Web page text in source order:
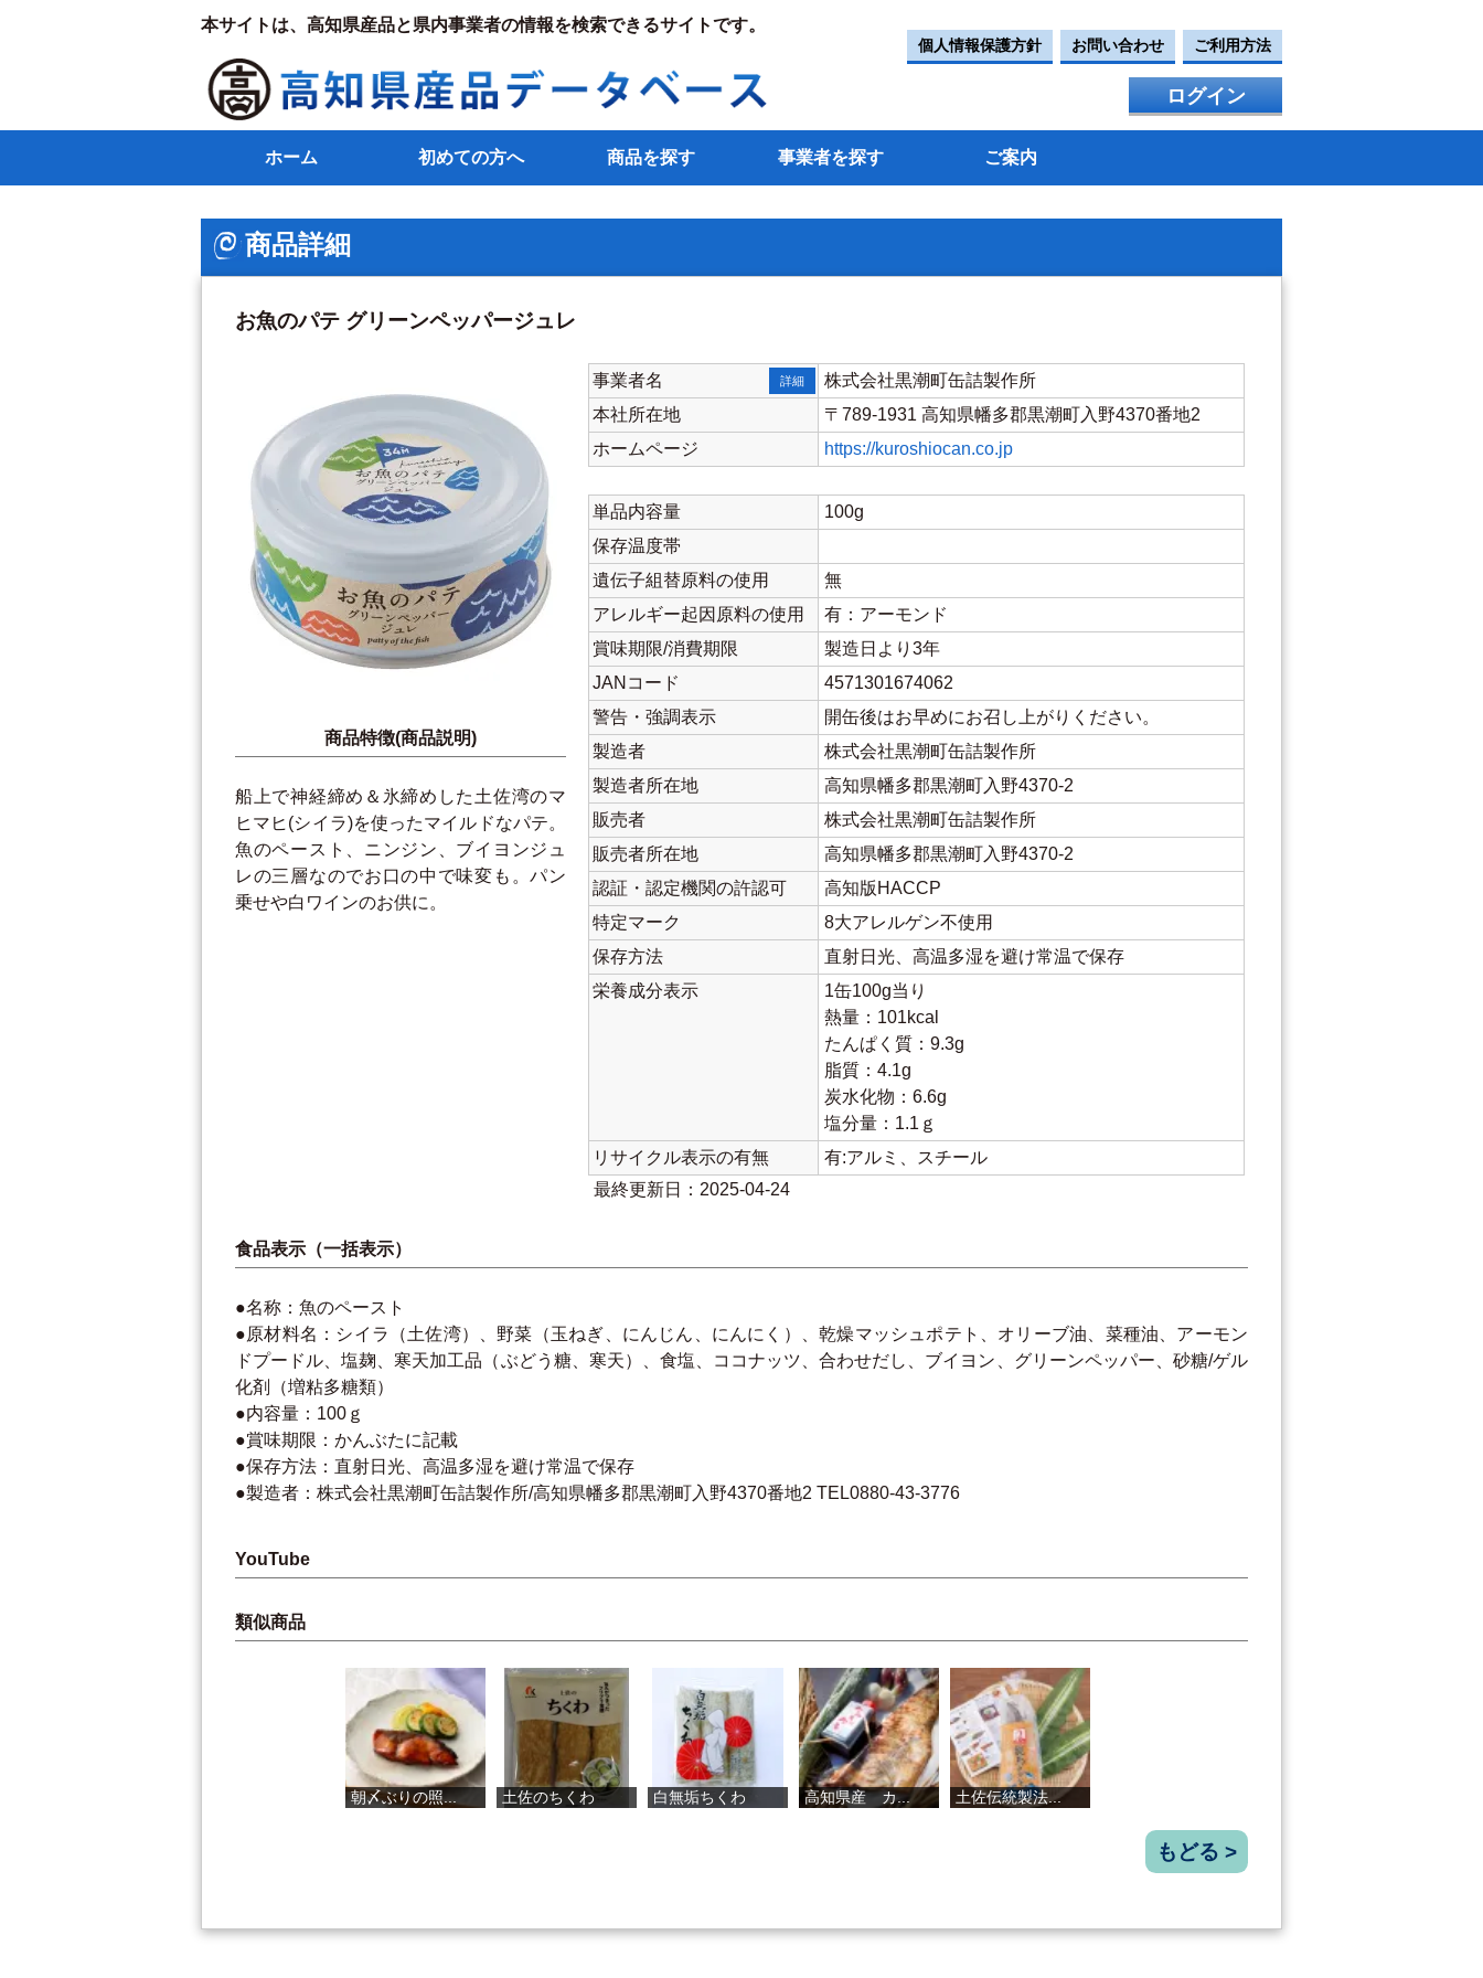
本サイトは、高知県産品と県内事業者の情報を検索できるサイトです。
個人情報保護方針 お問い合わせ ご利用方法
ログイン
ホーム 初めての方へ 商品を探す 事業者を探す ご案内
商品詳細
お魚のパテ グリーンペッパージュレ
商品特徴(商品説明)
船上で神経締め＆氷締めした土佐湾のマ
ヒマヒ(シイラ)を使ったマイルドなパテ。
魚のペースト、ニンジン、ブイヨンジュ
レの三層なのでお口の中で味変も。パン
乗せや白ワインのお供に。
事業者名 詳細
株式会社黒潮町缶詰製作所
本社所在地
〒789-1931 高知県幡多郡黒潮町入野4370番地2
ホームページ
https://kuroshiocan.co.jp
単品内容量
100g
保存温度帯
遺伝子組替原料の使用
無
アレルギー起因原料の使用
有：アーモンド
賞味期限/消費期限
製造日より3年
JANコード
4571301674062
警告・強調表示
開缶後はお早めにお召し上がりください。
製造者
株式会社黒潮町缶詰製作所
製造者所在地
高知県幡多郡黒潮町入野4370-2
販売者
株式会社黒潮町缶詰製作所
販売者所在地
高知県幡多郡黒潮町入野4370-2
認証・認定機関の許認可
高知版HACCP
特定マーク
8大アレルゲン不使用
保存方法
直射日光、高温多湿を避け常温で保存
栄養成分表示
1缶100g当り
熱量：101kcal
たんぱく質：9.3g
脂質：4.1g
炭水化物：6.6g
塩分量：1.1ｇ
リサイクル表示の有無
有:アルミ、スチール
最終更新日：2025-04-24
食品表示（一括表示）
●名称：魚のペースト
●原材料名：シイラ（土佐湾）、野菜（玉ねぎ、にんじん、にんにく）、乾燥マッシュポテト、オリーブ油、菜種油、アーモン
ドプードル、塩麹、寒天加工品（ぶどう糖、寒天）、食塩、ココナッツ、合わせだし、ブイヨン、グリーンペッパー、砂糖/ゲル
化剤（増粘多糖類）
●内容量：100ｇ
●賞味期限：かんぶたに記載
●保存方法：直射日光、高温多湿を避け常温で保存
●製造者：株式会社黒潮町缶詰製作所/高知県幡多郡黒潮町入野4370番地2 TEL0880-43-3776
YouTube
類似商品
白無垢ちくわ 高知県産 カ... 土佐伝統製法... 蒲焼110ｇ小...
朝〆ぶりの照... 土佐のちくわ
もどる >